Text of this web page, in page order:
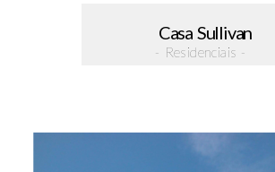
Casa Sullivan
- Residenciais -